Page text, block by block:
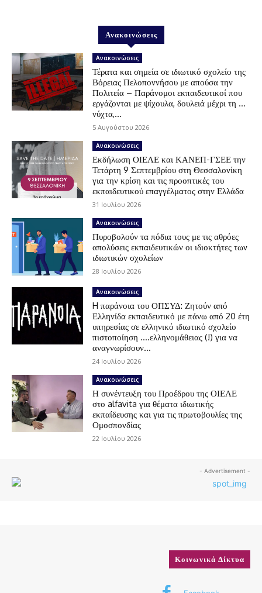
Ανακοινώσεις
Ανακοινώσεις
Τέρατα και σημεία σε ιδιωτικό σχολείο της
Βόρειας Πελοποννήσου με απούσα την
Πολιτεία – Παράνομοι εκπαιδευτικοί που
εργάζονται με ψίχουλα, δουλειά μέχρι τη …
νύχτα,...
5 Αυγούστου 2026
Ανακοινώσεις
Εκδήλωση ΟΙΕΛΕ και ΚΑΝΕΠ-ΓΣΕΕ την
Τετάρτη 9 Σεπτεμβρίου στη Θεσσαλονίκη
για την κρίση και τις προοπτικές του
εκπαιδευτικού επαγγέλματος στην Ελλάδα
31 Ιουλίου 2026
Ανακοινώσεις
Πυροβολούν τα πόδια τους με τις αθρόες
απολύσεις εκπαιδευτικών οι ιδιοκτήτες των
ιδιωτικών σχολείων
28 Ιουλίου 2026
Ανακοινώσεις
H παράνοια του ΟΠΣΥΔ: Ζητούν από
Ελληνίδα εκπαιδευτικό με πάνω από 20 έτη
υπηρεσίας σε ελληνικό ιδιωτικό σχολείο
πιστοποίηση ….ελληνομάθειας (!) για να
αναγνωρίσουν...
24 Ιουλίου 2026
Ανακοινώσεις
Η συνέντευξη του Προέδρου της ΟΙΕΛΕ
στο alfavita για θέματα ιδιωτικής
εκπαίδευσης και για τις πρωτοβουλίες της
Ομοσπονδίας
22 Ιουλίου 2026
- Advertisement -
Κοινωνικά Δίκτυα